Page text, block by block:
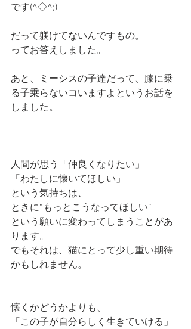
です(^◇^;)
だって躾けてないんですもの。
ってお答えしました。
あと、ミーシスの子達だって、膝に乗
る子乗らないコいますよというお話を
しました。
人間が思う「仲良くなりたい」
「わたしに懐いてほしい」
という気持ちは、
ときに“もっとこうなってほしい”
という願いに変わってしまうことがあ
ります。
でもそれは、猫にとって少し重い期待
かもしれません。
懐くかどうかよりも、
「この子が自分らしく生きていける」